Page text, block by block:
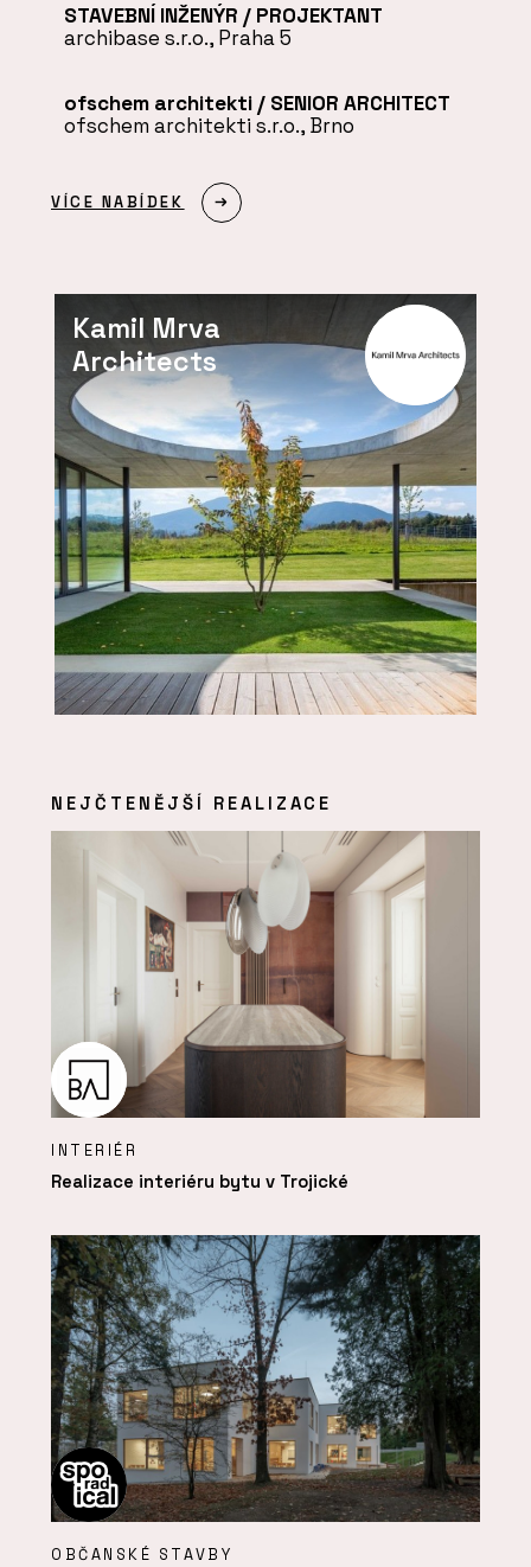
STAVEBNÍ INŽENÝR / PROJEKTANT
archibase s.r.o., Praha 5
ofschem architekti / SENIOR ARCHITECT
ofschem architekti s.r.o., Brno
VÍCE NABÍDEK
Kamil Mrva
Architects
NEJČTENĚJŠÍ REALIZACE
INTERIÉR
Realizace interiéru bytu v Trojické
OBČANSKÉ STAVBY